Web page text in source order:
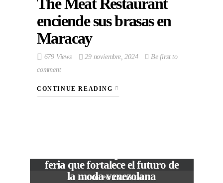
enciende sus brasas en
Maracay
679 Views 29 noviembre, 2024
Be first to
comment
CONTINUE READING
In CORPORATIVOS
feria que fortalece el futuro de
la moda venezolana